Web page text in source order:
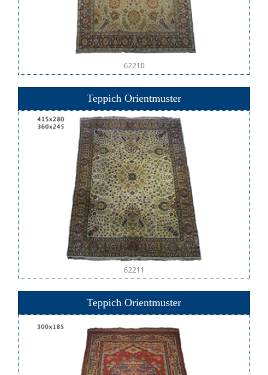
62210
Teppich Orientmuster
62211
Teppich Orientmuster